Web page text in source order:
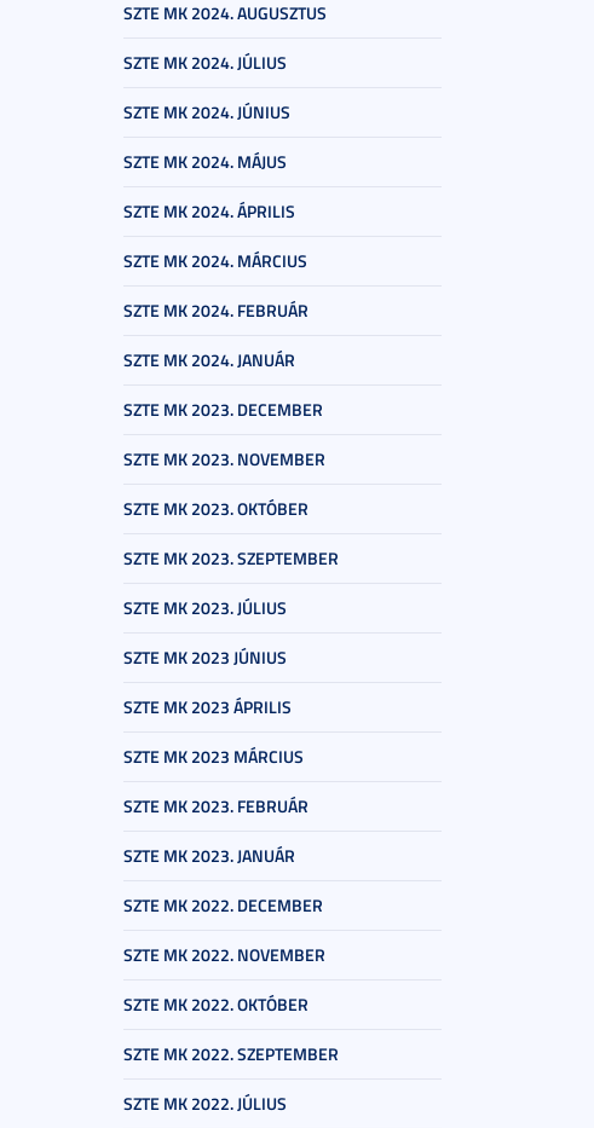
SZTE MK 2024. AUGUSZTUS
SZTE MK 2024. JÚLIUS
SZTE MK 2024. JÚNIUS
SZTE MK 2024. MÁJUS
SZTE MK 2024. ÁPRILIS
SZTE MK 2024. MÁRCIUS
SZTE MK 2024. FEBRUÁR
SZTE MK 2024. JANUÁR
SZTE MK 2023. DECEMBER
SZTE MK 2023. NOVEMBER
SZTE MK 2023. OKTÓBER
SZTE MK 2023. SZEPTEMBER
SZTE MK 2023. JÚLIUS
SZTE MK 2023 JÚNIUS
SZTE MK 2023 ÁPRILIS
SZTE MK 2023 MÁRCIUS
SZTE MK 2023. FEBRUÁR
SZTE MK 2023. JANUÁR
SZTE MK 2022. DECEMBER
SZTE MK 2022. NOVEMBER
SZTE MK 2022. OKTÓBER
SZTE MK 2022. SZEPTEMBER
SZTE MK 2022. JÚLIUS